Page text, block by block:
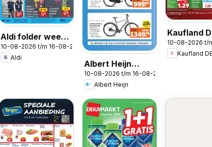
Aldi folder week
33
10-08-2026 t/m 16-08-2026
Aldi
Albert Heijn
folder -
Voordeelshop
folder week 33
10-08-2026 t/m 16-08-2026
Albert Heijn
Kaufland
Folder
10-08-2026 t/
Kaufland